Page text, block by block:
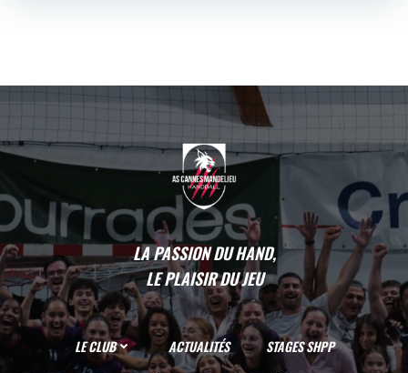
LA PASSION DU HAND,
LE PLAISIR DU JEU
LE CLUB ACTUALITÉS
STAGES SHPP